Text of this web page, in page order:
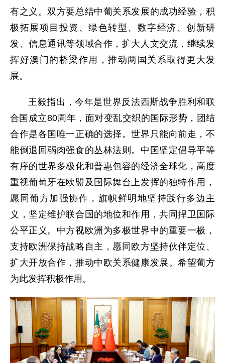
有之义。双方要总结中葡关系发展的成功经验，积
极拓展项目投资、绿色转型、数字经济、创新研
发、信息通讯等领域合作，扩大人文交流，继续发
挥好澳门的桥梁作用，推动两国关系取得更大发
展。
王毅指出，今年是世界反法西斯战争胜利和联
合国成立80周年，面对变乱交织的国际形势，团结
合作是各国唯一正确的选择。世界只能向前走，不
能倒退回弱肉强食的丛林法则。中国坚定倡导平等
有序的世界多极化和普惠包容的经济全球化，高度
重视葡萄牙在欧盟及国际舞台上发挥的独特作用，
愿同葡方加强协作，旗帜鲜明地坚持践行多边主
义，坚定维护联合国的地位和作用，共同捍卫国际
公平正义。中方视欧洲为多极世界中的重要一极，
支持欧洲保持战略自主，愿同欧方坚持伙伴定位、
扩大开放合作，推动中欧关系健康发展。希望葡方
为此发挥积极作用。